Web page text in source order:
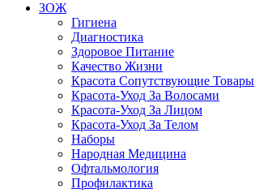
ЗОЖ
Гигиена
Диагностика
Здоровое Питание
Качество Жизни
Красота Сопутствующие Товары
Красота-Уход За Волосами
Красота-Уход За Лицом
Красота-Уход За Телом
Наборы
Народная Медицина
Офтальмология
Профилактика